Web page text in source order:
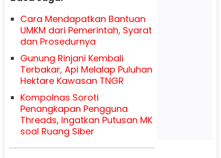
Cara Mendapatkan Bantuan
UMKM dari Pemerintah, Syarat
dan Prosedurnya
Gunung Rinjani Kembali
Terbakar, Api Melalap Puluhan
Hektare Kawasan TNGR
Kompolnas Soroti
Penangkapan Pengguna
Threads, Ingatkan Putusan MK
soal Ruang Siber